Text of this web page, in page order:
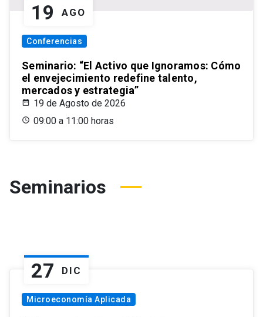
19 AGO
Conferencias
Seminario: “El Activo que Ignoramos: Cómo
el envejecimiento redefine talento,
mercados y estrategia”
19 de Agosto de 2026
09:00 a 11:00 horas
Seminarios
27 DIC
Microeconomía Aplicada